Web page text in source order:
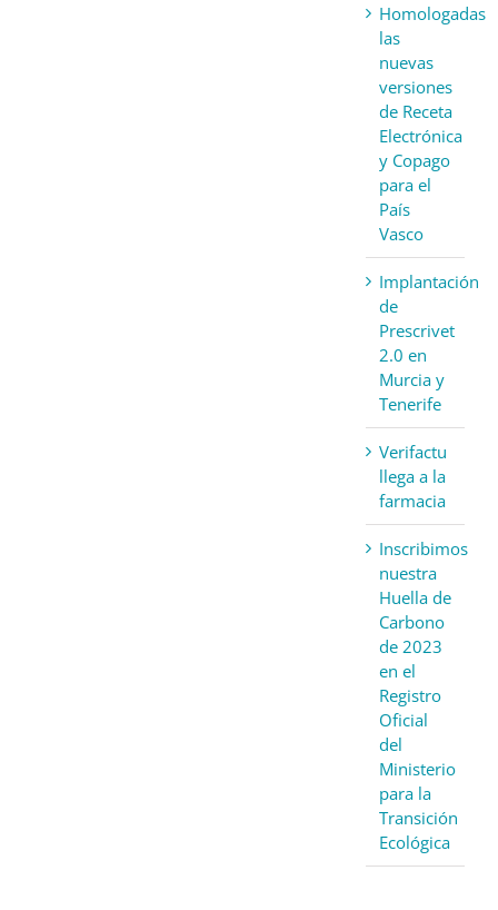
Homologadas
las
nuevas
versiones
de Receta
Electrónica
y Copago
para el
País
Vasco
Implantación
de
Prescrivet
2.0 en
Murcia y
Tenerife
Verifactu
llega a la
farmacia
Inscribimos
nuestra
Huella de
Carbono
de 2023
en el
Registro
Oficial
del
Ministerio
para la
Transición
Ecológica